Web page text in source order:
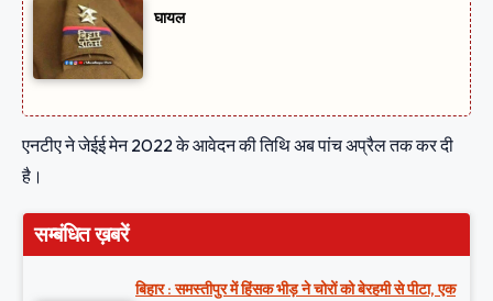
घायल
एनटीए ने जेईई मेन 2022 के आवेदन की तिथि अब पांच अप्रैल तक कर दी
है।
सम्बंधित ख़बरें
बिहार : समस्तीपुर में हिंसक भीड़ ने चोरों को बेरहमी से पीटा, एक